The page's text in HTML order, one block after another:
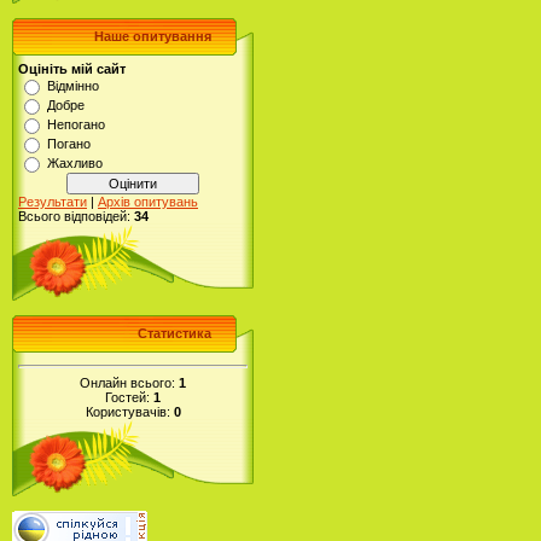
Наше опитування
Оцініть мій сайт
Відмінно
Добре
Непогано
Погано
Жахливо
Результати | Архів опитувань
Всього відповідей: 34
Статистика
Онлайн всього: 1
Гостей: 1
Користувачів: 0